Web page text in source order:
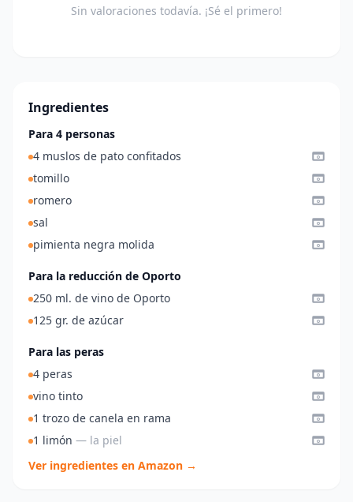
Sin valoraciones todavía. ¡Sé el primero!
Ingredientes
Para 4 personas
4 muslos de pato confitados
tomillo
romero
sal
pimienta negra molida
Para la reducción de Oporto
250 ml. de vino de Oporto
125 gr. de azúcar
Para las peras
4 peras
vino tinto
1 trozo de canela en rama
1 limón — la piel
Ver ingredientes en Amazon →